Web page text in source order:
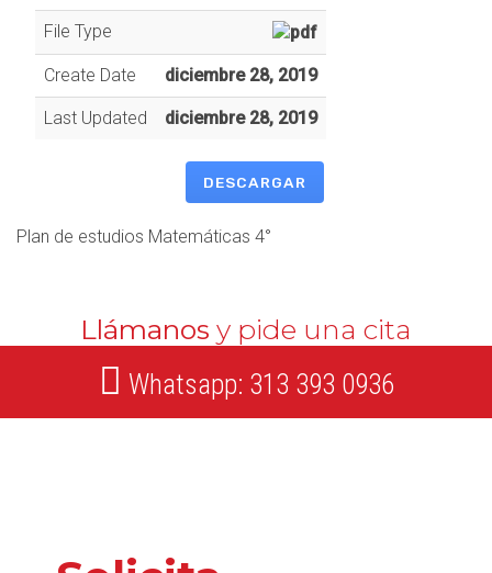
File Type
Create Date diciembre 28, 2019
Last Updated diciembre 28, 2019
DESCARGAR
Plan de estudios Matemáticas 4°
Llámanos y pide una cita
Whatsapp: 313 393 0936